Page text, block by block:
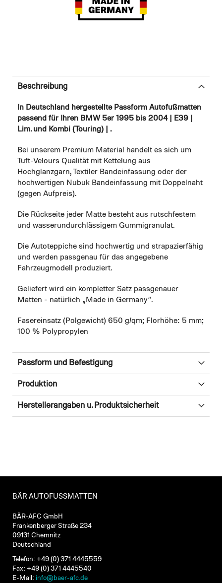
Beschreibung
In Deutschland hergestellte Passform Autofußmatten
passend für Ihren BMW 5er 1995 bis 2004 | E39 |
Lim. und Kombi (Touring) | .
Bei unserem Premium Material handelt es sich um
Tuft-Velours Qualität mit Kettelung aus
Hochglanzgarn, Textiler Bandeinfassung oder der
hochwertigen Nubuk Bandeinfassung mit Doppelnaht
(gegen Aufpreis).
Die Rückseite jeder Matte besteht aus rutschfestem
und wasserundurchlässigem Gummigranulat.
Die Autoteppiche sind hochwertig und strapazierfähig
und werden passgenau für das angegebene
Fahrzeugmodell produziert.
Geliefert wird ein kompletter Satz passgenauer
Matten - natürlich „Made in Germany“.
Fasereinsatz (Polgewicht) 650 g/qm; Florhöhe: 5 mm;
100 % Polypropylen
Passform und Befestigung
Produktion
Herstellerangaben u. Produktsicherheit
BÄR AUTOFUSSMATTEN
BÄR-AFC GmbH
Frankenberger Straße 234
09131 Chemnitz
Deutschland
Telefon: +49 (0) 371 4445559
Fax: +49 (0) 371 4445540
E-Mail: info@baer-afc.de